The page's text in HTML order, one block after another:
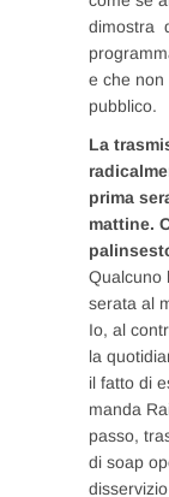
dimostra
e che non
pubblico.
La
prima
mattine.
Qualcuno
serata al
Io, al
la
il fatto di
manda
passo,
di soap